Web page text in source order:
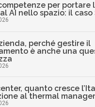
per portare
AI nello spazio: il
perché gestire il
è anche una
quanto cresce
al thermal